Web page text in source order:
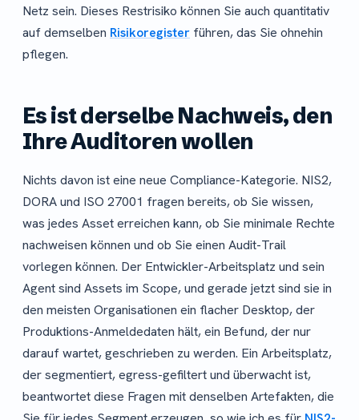
Netz sein. Dieses Restrisiko können Sie auch quantitativ
auf demselben Risikoregister führen, das Sie ohnehin
pflegen.
Es ist derselbe Nachweis, den
Ihre Auditoren wollen
Nichts davon ist eine neue Compliance-Kategorie. NIS2,
DORA und ISO 27001 fragen bereits, ob Sie wissen,
was jedes Asset erreichen kann, ob Sie minimale Rechte
nachweisen können und ob Sie einen Audit-Trail
vorlegen können. Der Entwickler-Arbeitsplatz und sein
Agent sind Assets im Scope, und gerade jetzt sind sie in
den meisten Organisationen ein flacher Desktop, der
Produktions-Anmeldedaten hält, ein Befund, der nur
darauf wartet, geschrieben zu werden. Ein Arbeitsplatz,
der segmentiert, egress-gefiltert und überwacht ist,
beantwortet diese Fragen mit denselben Artefakten, die